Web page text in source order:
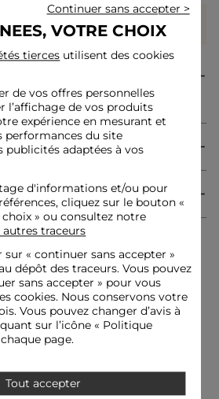
grâce à ce produit
inscrivez-vous
une féminité délicate grâce à sa
minutieusement travaillées,
et tendance qui sublime
Sa coupe droite s'adapte
les morphologies pour un porté
à un pantalon large et des
féminine et affirmée.
porté avec une jupe fluide taille
courtes Tops et T-shirts
Blanc Femme
VOTRE CHOIX
tierces utilisent des cookies
de vos offres personnelles
l’affichage de vos produits
expérience en mesurant et
performances du site
publicités adaptées à vos
d'informations et/ou pour
cliquez sur le bouton «
» ou consultez notre
traceurs
sur « continuer sans accepter»
dépôt des traceurs. Vous pouvez
sans accepter » pour vous
cookies. Nous conservons votre
Vous pouvez changer d’avis à
sur l’icône « Politique
page.
Tout accepter
Continuer sans accepter >